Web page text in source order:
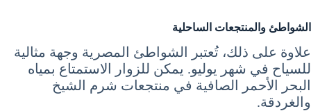
الشواطئ والمنتجعات الساحلية
علاوة على ذلك، تُعتبر الشواطئ المصرية وجهة مثالية
للسياح في شهر يوليو. يمكن للزوار الاستمتاع بمياه
البحر الأحمر الصافية في منتجعات شرم الشيخ
والغردقة.